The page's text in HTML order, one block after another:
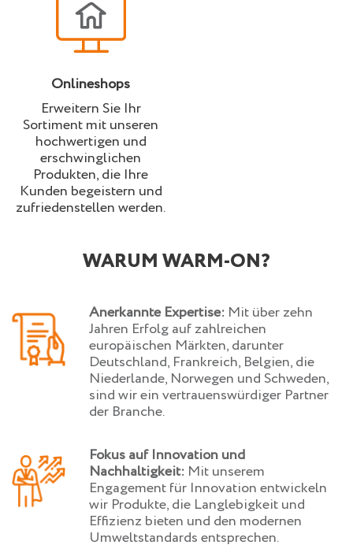
Onlineshops
Erweitern Sie Ihr
Sortiment mit unseren
hochwertigen und
erschwinglichen
Produkten, die Ihre
Kunden begeistern und
zufriedenstellen werden.
WARUM WARM-ON?
Anerkannte Expertise: Mit über zehn
Jahren Erfolg auf zahlreichen
europäischen Märkten, darunter
Deutschland, Frankreich, Belgien, die
Niederlande, Norwegen und Schweden,
sind wir ein vertrauenswürdiger Partner
der Branche.
Fokus auf Innovation und
Nachhaltigkeit: Mit unserem
Engagement für Innovation entwickeln
wir Produkte, die Langlebigkeit und
Effizienz bieten und den modernen
Umweltstandards entsprechen.